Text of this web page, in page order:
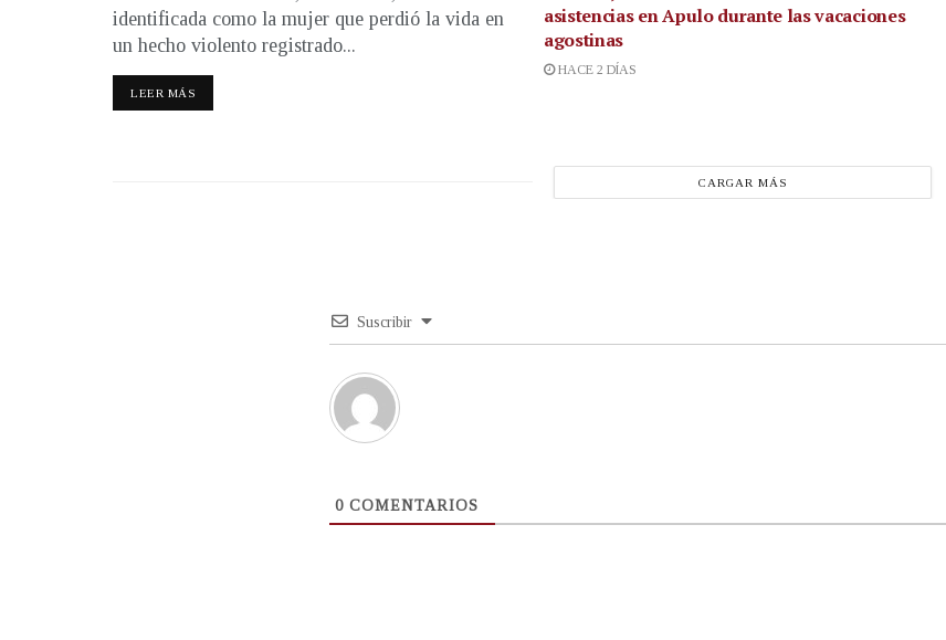
identificada como la mujer que perdió la vida en
un hecho violento registrado...
LEER MÁS
asistencias en Apulo durante las vacaciones
agostinas
HACE 2 DÍAS
CARGAR MÁS
Suscribir
0 COMENTARIOS